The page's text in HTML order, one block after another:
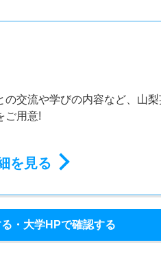
の交流や学びの内容など、山
ご用意!
を見る
・大学HPで確認する